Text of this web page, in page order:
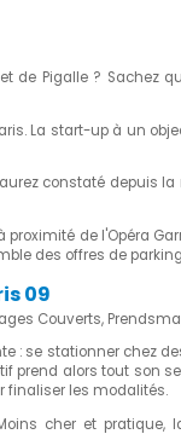
de Pigalle ? Sachez
La start-up à un
constaté depuis
de l'Opéra
des offres de
09
Couverts,
: se stationner chez
prend alors tout son
finaliser les modalités.
cher et pratique,